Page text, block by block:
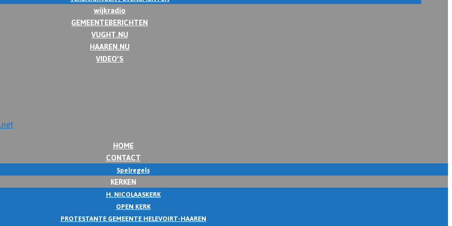
wijkradio
GEMEENTEBERICHTEN
VUGHT.NU
HAAREN.NU
VIDEO’S
HOME
CONTACT
Spelregels
KERKEN
H. NICOLAASKERK
OPEN KERK
PROTESTANTE GEMEENTE HELEVOIRT-HAAREN